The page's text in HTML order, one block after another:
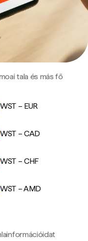
tala és más fő
WST – EUR
WST – CAD
WST – CHF
WST – AMD